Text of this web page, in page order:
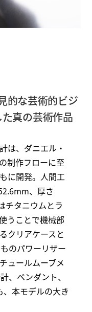
的な芸術的ビジ
真の芸術作品
は、ダニエル・
制作フローに至
に開発。人間工
、厚さ
チタニウムとラ
うことで機械部
クリアケースと
のパワーリザー
ュールムーブメ
、ペンダント、
本モデルの大き